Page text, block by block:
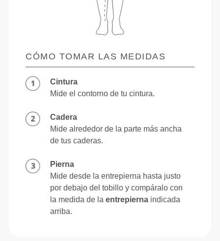
CÓMO TOMAR LAS MEDIDAS
Cintura
Mide el contorno de tu cintura.
Cadera
Mide alrededor de la parte más ancha
de tus caderas.
Pierna
Mide desde la entrepierna hasta justo
por debajo del tobillo y compáralo con
la medida de laentrepierna indicada
arriba.